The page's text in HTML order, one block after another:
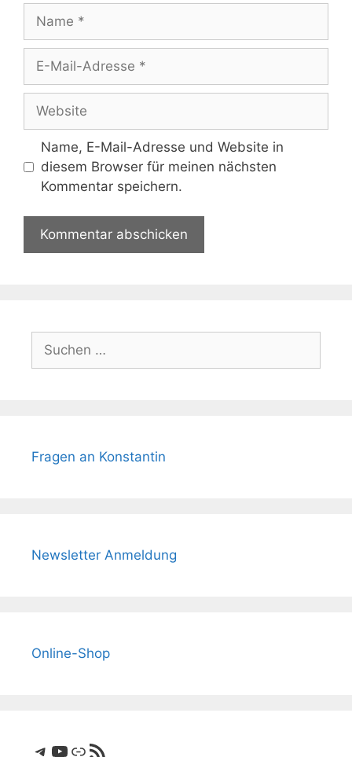
Mail-
Adresse
Name, E-Mail-Adresse und Website in
diesem Browser für meinen nächsten
Kommentar speichern.
Suchen
nach:
Fragen an Konstantin
Newsletter Anmeldung
Online-Shop
Telegram
YouTube
LinkRSS-Feed